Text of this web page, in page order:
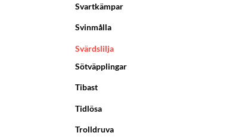
Svartkämpar
Svinmålla
Svärdslilja
Sötväpplingar
Tibast
Tidlösa
Trolldruva